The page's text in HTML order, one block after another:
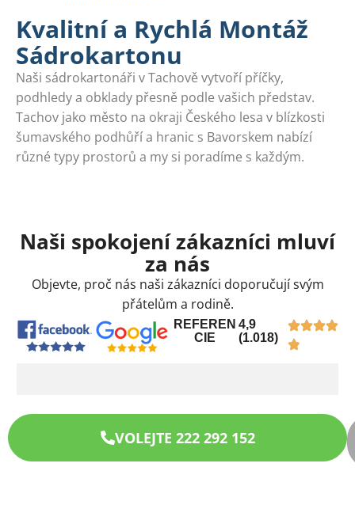
Kvalitní a Rychlá Montáž
Sádrokartonu
Naši sádrokartonáři v Tachově vytvoří příčky,
podhledy a obklady přesně podle vašich představ.
Tachov jako město na okraji Českého lesa v blízkosti
šumavského podhůří a hranic s Bavorskem nabízí
různé typy prostorů a my si poradíme s každým.
Naši spokojení zákazníci mluví
za nás
Objevte, proč nás naši zákazníci doporučují svým
přátelům a rodině.
REFEREN
CIE
4,9
(1.018)
VOLEJTE 222 292 152